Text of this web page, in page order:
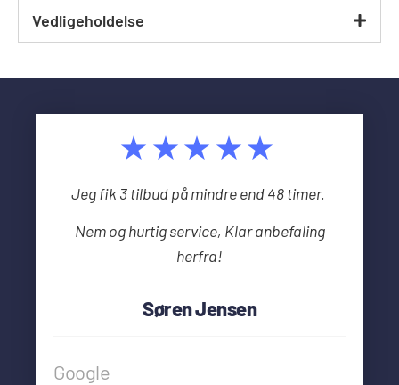
Vedligeholdelse
★★★★★
Jeg fik 3 tilbud på mindre end 48 timer.
Nem og hurtig service, Klar anbefaling
herfra!
Søren Jensen
Google